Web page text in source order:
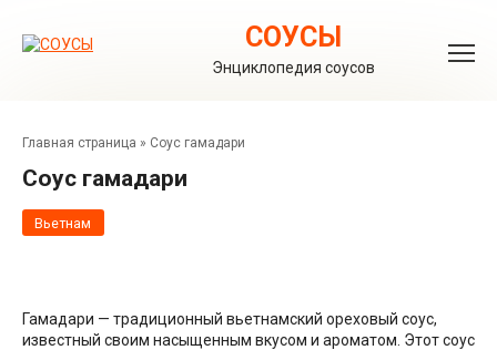
контенту
СОУСЫ
Энциклопедия соусов
Главная страница » Соус гамадари
Соус гамадари
Вьетнам
Гамадари — традиционный вьетнамский ореховый соус,
известный своим насыщенным вкусом и ароматом. Этот соус